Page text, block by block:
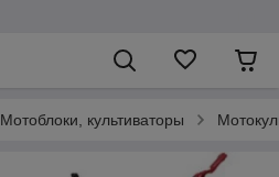
Мотоблоки, культиваторы